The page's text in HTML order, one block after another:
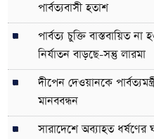
পার্বত্যবাসী হতাশ
পার্বত্য চুক্তি বাস্তবায়িত
নির্যাতন বাড়ছে-সন্তু লারমা
দীপেন দেওয়ানকে
মানববন্ধন
সারাদেশে অব্যাহত